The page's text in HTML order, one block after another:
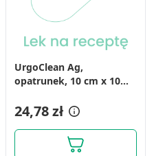
UrgoClean Ag,
opatrunek, 10 cm x 10
10 sztuk).
24,78 zł